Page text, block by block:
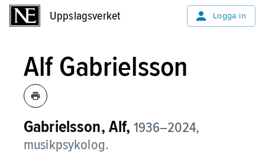
Uppslagsverket Logga in
Alf Gabrielsson
Gabrielsson, Alf, 1936–2024,
musikpsykolog.